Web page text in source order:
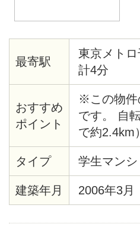
最寄駅
東京メト
計4分
おすすめ
ポイント
※この物件
です。 自
で約2.4km
ーパー「
ッピング
りますの
タイプ 学生マンシ
建築年月 2006年3